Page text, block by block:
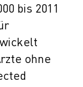
bis 2011
ohne